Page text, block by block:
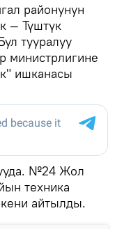
районунун
— Түштүк
тууралуу
министрлигине
ишканасы
№24 Жол
техника
айтылды.